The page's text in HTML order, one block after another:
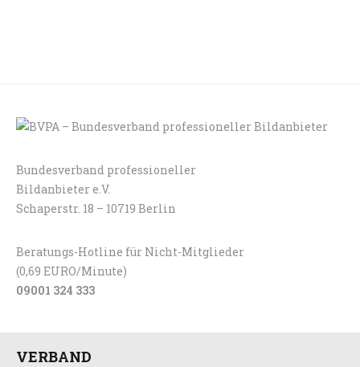
Bundesverband professioneller
Bildanbieter e.V.
Schaperstr. 18 – 10719 Berlin
Beratungs-Hotline für Nicht-Mitglieder
(0,69 EURO/Minute)
09001 324 333
VERBAND